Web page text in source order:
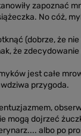
zapoznać
No cóż,
(dobrze, że
że
jest całe
przygoda.
mogą dojrzeć
albo po